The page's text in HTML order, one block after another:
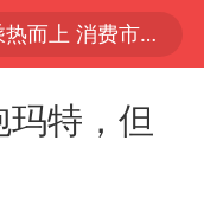
夏日经济乘热而上 消费市场向新而行
斩棘》
玛特，但